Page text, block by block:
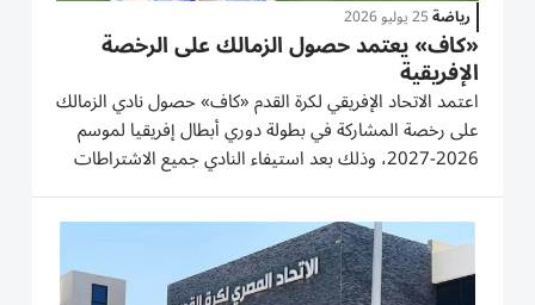
رياضة25 يوليو 2026
«كاف» يعتمد حصول الزمالك على الرخصة
الإفريقية
اعتمد الاتحاد الإفريقي لكرة القدم «كاف» حصول نادي الزمالك
على رخصة المشاركة في بطولة دوري أبطال إفريقيا لموسم
2026-2027، وذلك بعد استيفاء النادي جميع الاشتراطات
والمتطلبات الخاصة بالحصول على الرخصة. وأوضح مجلس
إدارة نادي الزمالك أن النادي تقدم بجميع الأوراق
والمستندات...